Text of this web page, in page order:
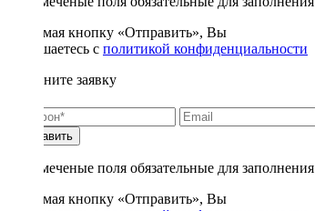
Нажимая кнопку «Отправить», Вы
соглашаетесь с политикой конфиденциальности
Заполните заявку
Отправить
* - отмеченые поля обязательные для заполнения
Нажимая кнопку «Отправить», Вы